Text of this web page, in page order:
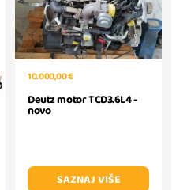
10.000,00 €
Deutz motor TCD3.6L4 -
novo
SAZNAJ VIŠE